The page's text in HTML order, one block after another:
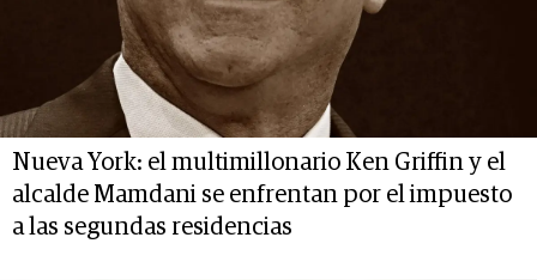
Nueva York: el multimillonario Ken Griffin y el
alcalde Mamdani se enfrentan por el impuesto
a las segundas residencias